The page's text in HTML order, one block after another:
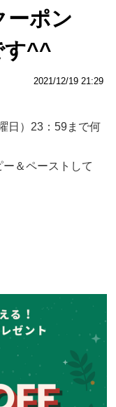
ーポン
す^^
2021/12/19 21:29
日）23：59まで何
＆ペーストして